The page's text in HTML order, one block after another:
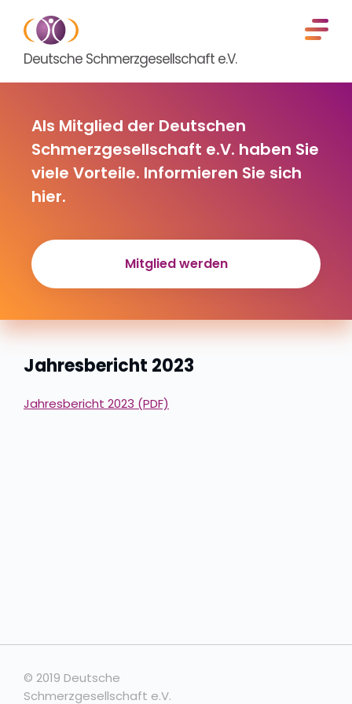
Deutsche Schmerzgesellschaft e.V.
Als Mitglied der Deutschen
Schmerzgesellschaft e.V. haben Sie
viele Vorteile. Informieren Sie sich
hier.
Mitglied werden
Jahresbericht 2023
Jahresbericht 2023 (PDF)
© 2019 Deutsche
Schmerzgesellschaft e.V.